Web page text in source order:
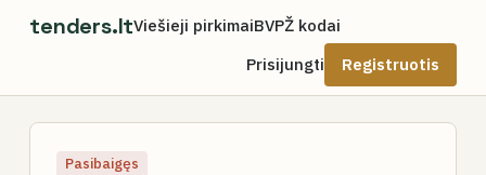
tenders.ltViešieji pirkimaiBVPŽ kodai
Prisijungti
Registruotis
Pasibaigęs